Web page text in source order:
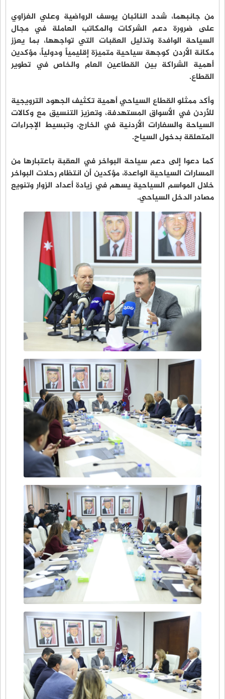
من جانبهما، شدد النائبان يوسف الرواضية وعلي الغزاوي
على ضرورة دعم الشركات والمكاتب العاملة في مجال
السياحة الوافدة وتذليل العقبات التي تواجهها، بما يعزز
مكانة الأردن كوجهة سياحية متميزة إقليمياً ودولياً، مؤكدين
أهمية الشراكة بين القطاعين العام والخاص في تطوير
القطاع.
وأكد ممثلو القطاع السياحي أهمية تكثيف الجهود الترويجية
للأردن في الأسواق المستهدفة، وتعزيز التنسيق مع وكالات
السياحة والسفارات الأردنية في الخارج، وتبسيط الإجراءات
المتعلقة بدخول السياح.
كما دعوا إلى دعم سياحة البواخر في العقبة باعتبارها من
المسارات السياحية الواعدة، مؤكدين أن انتظام رحلات البواخر
خلال المواسم السياحية يسهم في زيادة أعداد الزوار وتنويع
مصادر الدخل السياحي.